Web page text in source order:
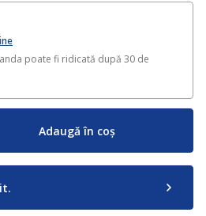
poate fi ridicată după 30 de
Adaugă în coș